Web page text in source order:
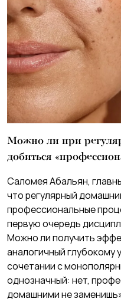
Можно ли при
добиться
Саломея Абальян,
что регулярный
профессиональные
первую очередь
Можно ли получить
аналогичный глубокому
сочетании с
однозначный: нет,
домашними не